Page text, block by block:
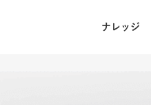
ナレッジ